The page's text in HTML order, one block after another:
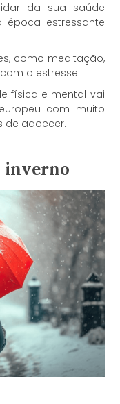
da sua saúde
estressante
como meditação,
o estresse.
física e mental vai
com muito
de adoecer.
inverno